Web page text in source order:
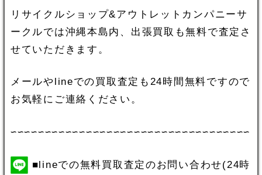
リサイクルショップ&アウトレットカンパニーサ
ークルでは沖縄本島内、出張買取も無料で査定さ
せていただきます。
メールやlineでの買取査定も24時間無料ですので
お気軽にご連絡ください。
∽∽∽∽∽∽∽∽∽∽∽∽∽∽∽∽∽∽∽∽∽∽∽∽∽∽∽∽∽∽∽∽∽∽∽
■lineでの無料買取査定のお問い合わせ(24時